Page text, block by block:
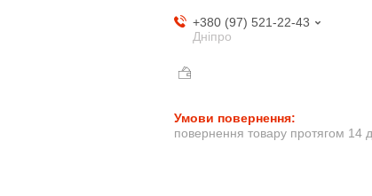
+380 (97) 521-22-43
Дніпро
повернення товару протягом 14